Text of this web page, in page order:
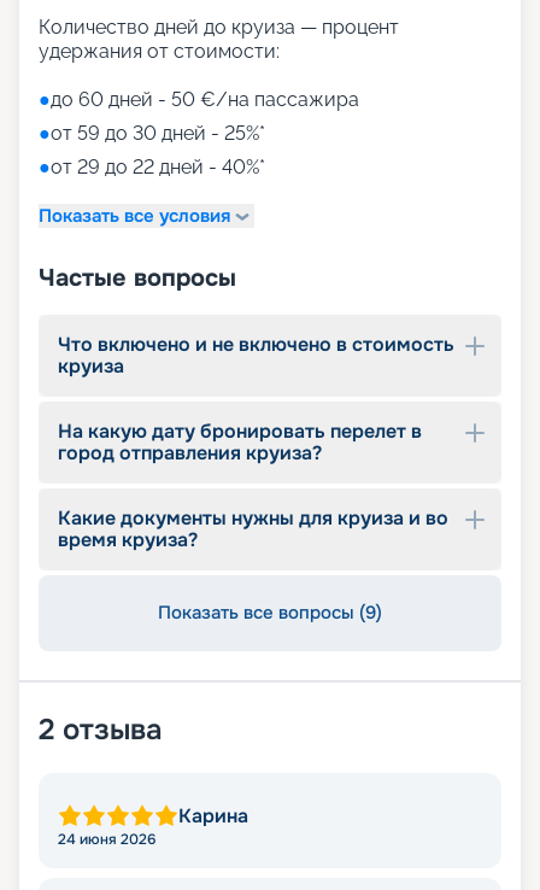
Количество дней до круиза — процент
удержания от стоимости:
●до 60 дней - 50 €/на пассажира
●от 59 до 30 дней - 25%*
●от 29 до 22 дней - 40%*
Показать все условия
Частые вопросы
Что включено и не включено в стоимость
круиза
На какую дату бронировать перелет в
город отправления круиза?
Какие документы нужны для круиза и во
время круиза?
Показать все вопросы (9)
2 отзыва
Карина
24 июня 2026